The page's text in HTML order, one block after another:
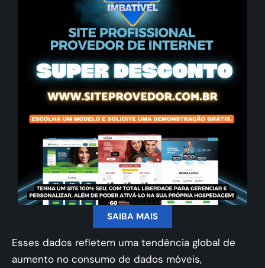
SAIBA MAIS
Esses dados refletem uma tendência global de
aumento no consumo de dados móveis,